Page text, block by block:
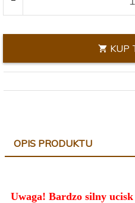
KUP
OPIS PRODUKTU
Uwaga! Bardzo silny ucisk